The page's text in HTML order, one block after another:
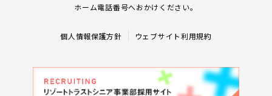
ホーム電話番号へおかけください。
個人情報保護方針 ウェブサイト利用規約